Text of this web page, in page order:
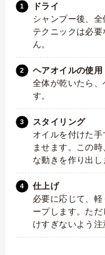
ドライ
シャンプー後、
テクニックは必
ん。
ヘアオイルの使用
全体が乾いたら
す。
スタイリング
オイルを付けた
ませます。この
な動きを作り出し
仕上げ
必要に応じて、
ープします。た
けすぎないよう注